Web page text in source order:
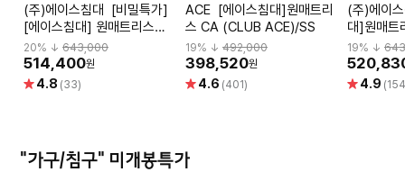
(주)에이스침대 [비밀특가]
[에이스침대] 원매트리스
CA2(CLUB ACE2)/SS(슈
퍼싱글사이즈)
20% ↓ 643,000
514,400원
별 4.8 (33)
ACE [에이스침대]원매트리
스 CA (CLUB ACE)/SS
19% ↓492,000
398,520원
별 4.6 (401)
(주)에이스침대
대]원매
ACE2)/SS
19% ↓
별 4.9
"가구/침구" 미개봉특가